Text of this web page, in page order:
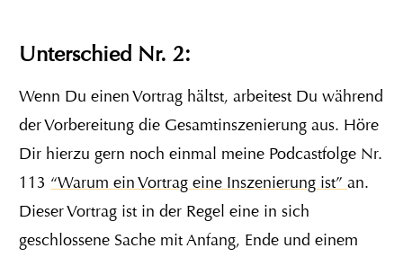
Unterschied Nr. 2:
Wenn Du einen Vortrag hältst, arbeitest Du während
der Vorbereitung die Gesamtinszenierung aus. Höre
Dir hierzu gern noch einmal meine Podcastfolge Nr.
113 “Warum ein Vortrag eine Inszenierung ist” an.
Dieser Vortrag ist in der Regel eine in sich
geschlossene Sache mit Anfang, Ende und einem